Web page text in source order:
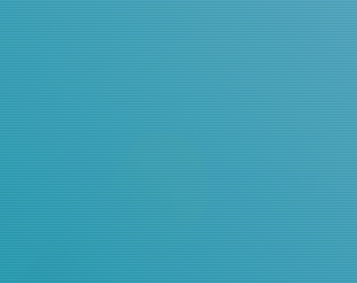
Judul
Pengarang
Subyek
ISBN/ISSN
Tipe Koleksi
Lokasi